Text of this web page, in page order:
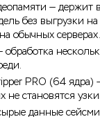
— держит
без выгрузки
обычных серверах.
обработка
PRO (64 ядра)
не становятся
данные